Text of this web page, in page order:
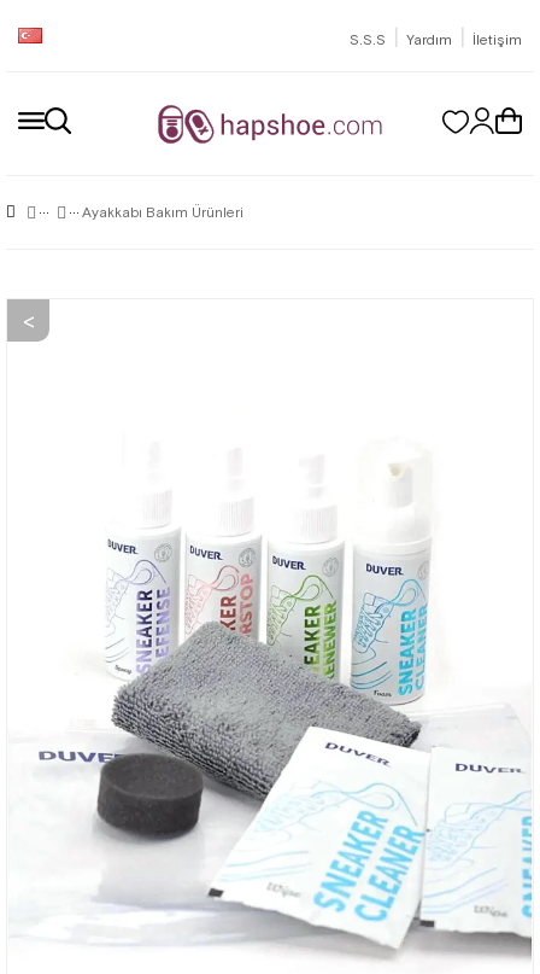
S.S.S | Yardım | İletişim
Ayakkabı Bakım Ürünleri